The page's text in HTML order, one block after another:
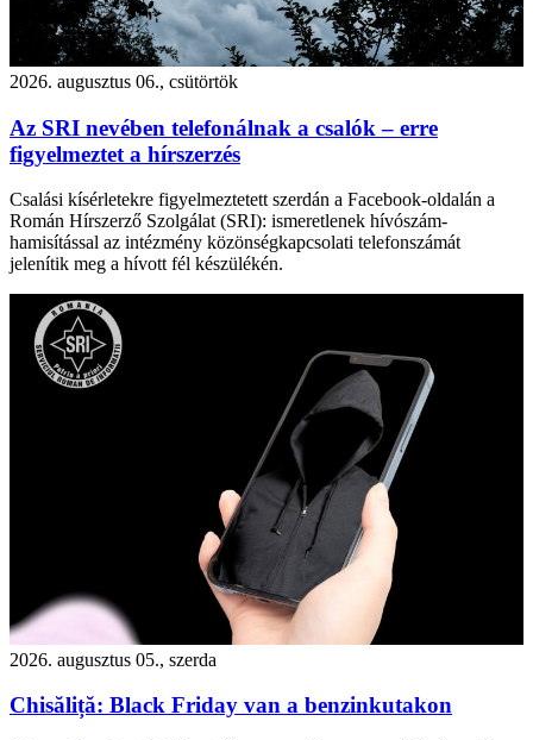
2026. augusztus 06., csütörtök
Az SRI nevében telefonálnak a csalók – erre
figyelmeztet a hírszerzés
Csalási kísérletekre figyelmeztetett szerdán a Facebook-oldalán a
Román Hírszerző Szolgálat (SRI): ismeretlenek hívószám-
hamisítással az intézmény közönségkapcsolati telefonszámát
jelenítik meg a hívott fél készülékén.
2026. augusztus 05., szerda
Chisăliță: Black Friday van a benzinkutakon